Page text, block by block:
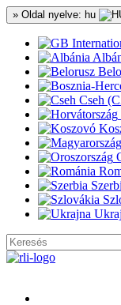
» Oldal nyelve: hu
Cseh